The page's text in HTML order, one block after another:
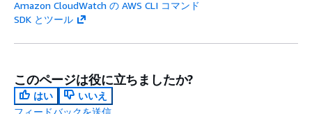
Amazon CloudWatch の AWS CLI コマンド
SDK とツール
このページは役に立ちましたか?
はい
いいえ
フィードバックを送信